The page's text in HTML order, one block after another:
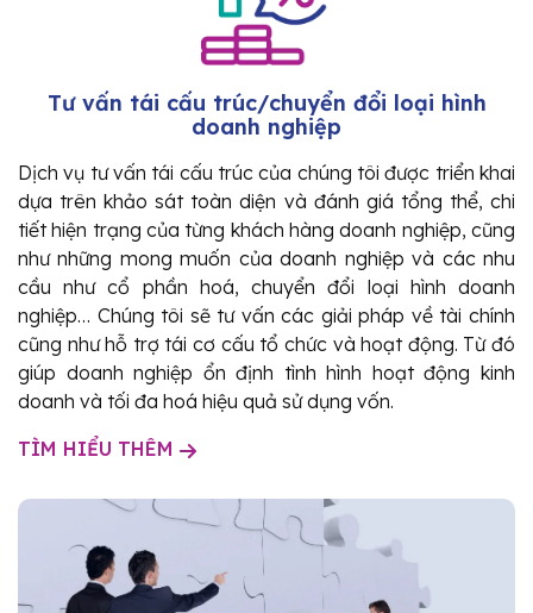
Tư vấn tái cấu trúc/chuyển đổi loại hình
doanh nghiệp
Dịch vụ tư vấn tái cấu trúc của chúng tôi được triển khai
dựa trên khảo sát toàn diện và đánh giá tổng thể, chi
tiết hiện trạng của từng khách hàng doanh nghiệp, cũng
như những mong muốn của doanh nghiệp và các nhu
cầu như cổ phần hoá, chuyển đổi loại hình doanh
nghiệp… Chúng tôi sẽ tư vấn các giải pháp về tài chính
cũng như hỗ trợ tái cơ cấu tổ chức và hoạt động. Từ đó
giúp doanh nghiệp ổn định tình hình hoạt động kinh
doanh và tối đa hoá hiệu quả sử dụng vốn.
TÌM HIỂU THÊM